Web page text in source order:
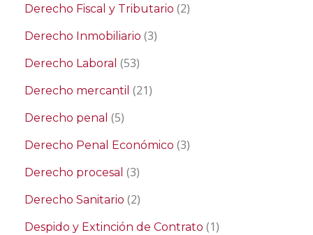
Derecho Fiscal y Tributario (2)
Derecho Inmobiliario (3)
Derecho Laboral (53)
Derecho mercantil (21)
Derecho penal (5)
Derecho Penal Económico (3)
Derecho procesal (3)
Derecho Sanitario (2)
Despido y Extinción de Contrato (1)